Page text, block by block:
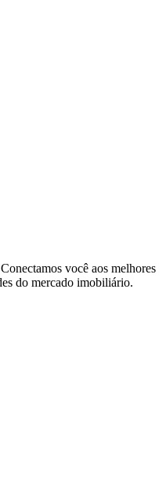
você aos melhores
do mercado imobiliário.